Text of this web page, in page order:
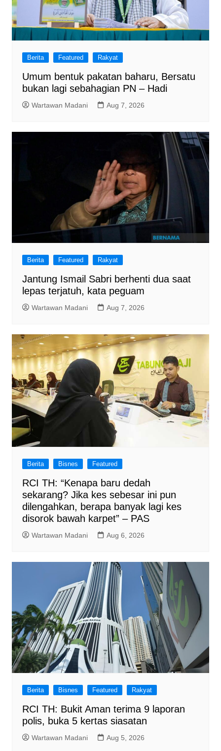
Berita Featured Rakyat
Umum bentuk pakatan baharu, Bersatu
bukan lagi sebahagian PN – Hadi
Wartawan Madani Aug 7, 2026
Berita Featured Rakyat
Jantung Ismail Sabri berhenti dua saat
lepas terjatuh, kata peguam
Wartawan Madani Aug 7, 2026
Berita Bisnes Featured
RCI TH: “Kenapa baru dedah
sekarang? Jika kes sebesar ini pun
dilengahkan, berapa banyak lagi kes
disorok bawah karpet” – PAS
Wartawan Madani Aug 6, 2026
Berita Bisnes Featured Rakyat
RCI TH: Bukit Aman terima 9 laporan
polis, buka 5 kertas siasatan
Wartawan Madani Aug 5, 2026